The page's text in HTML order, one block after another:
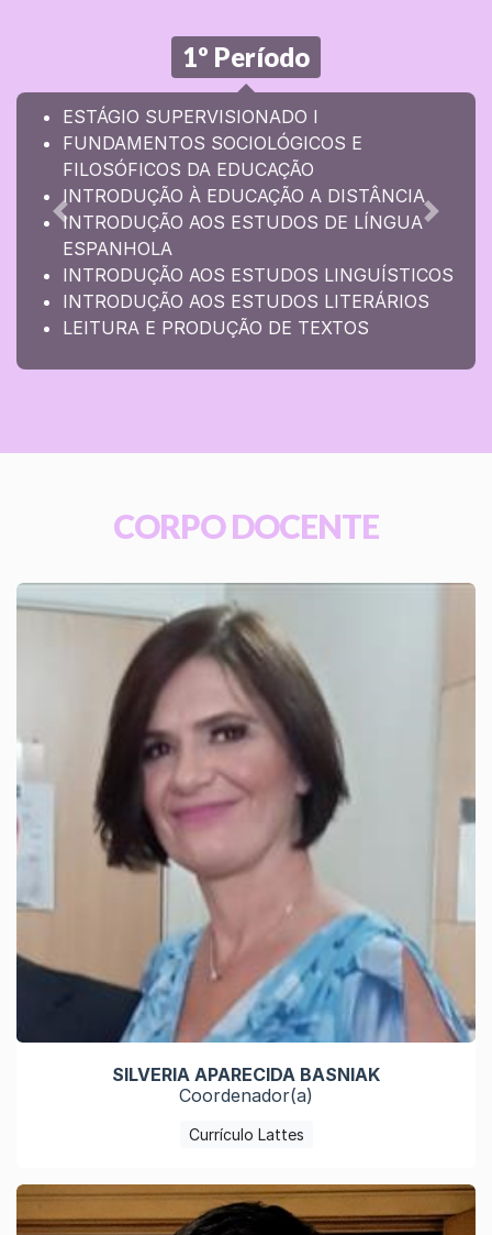
Anterior
1º Período
ESTÁGIO SUPERVISIONADO I
FUNDAMENTOS SOCIOLÓGICOS E
FILOSÓFICOS DA EDUCAÇÃO
INTRODUÇÃO À EDUCAÇÃO A DISTÂNCIA
INTRODUÇÃO AOS ESTUDOS DE LÍNGUA
ESPANHOLA
INTRODUÇÃO AOS ESTUDOS LINGUÍSTICOS
INTRODUÇÃO AOS ESTUDOS LITERÁRIOS
LEITURA E PRODUÇÃO DE TEXTOS
CORPO DOCENTE
SILVERIA APARECIDA BASNIAK
Coordenador(a)
Currículo Lattes